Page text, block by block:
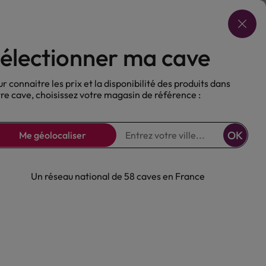
Choisir ma cave
Nos Bières Sans alcool
Château
ma cave
connaitre les prix et la disponibilité des produits dans
cave, choisissez votre magasin de référence :
Me géolocaliser OK
Un réseau national de 58 caves en France